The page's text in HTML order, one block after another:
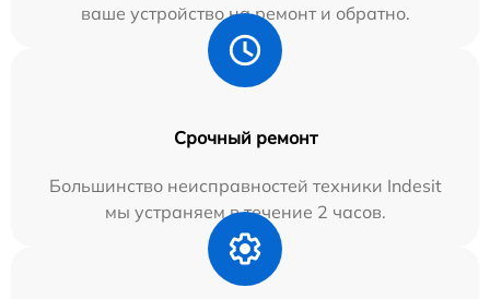
ваше устройство на ремонт и обратно.
Срочный ремонт
Большинство неисправностей техники Indesit
мы устраняем в течение 2 часов.